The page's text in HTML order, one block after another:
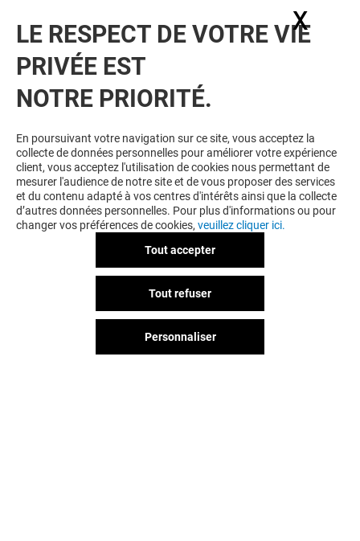
VOUS EN VOULEZ PLUS ? VOUS
AIMEREZ PEUT-ÊTRE
NATURE & DÉCOUVERTES
LE RESPECT DE VOTRE VIE
PRIVÉE EST
NOTRE PRIORITÉ.
En poursuivant votre navigation sur ce site, vous acceptez la
collecte de données personnelles pour améliorer votre expérience
client, vous acceptez l'utilisation de cookies nous permettant de
mesurer l'audience de notre site et de vous proposer des services
et du contenu adapté à vos centres d'intérêts ainsi que la collecte
d’autres données personnelles. Pour plus d'informations ou pour
changer vos préférences de cookies, veuillez cliquer ici.
Tout accepter
Tout refuser
Personnaliser
X